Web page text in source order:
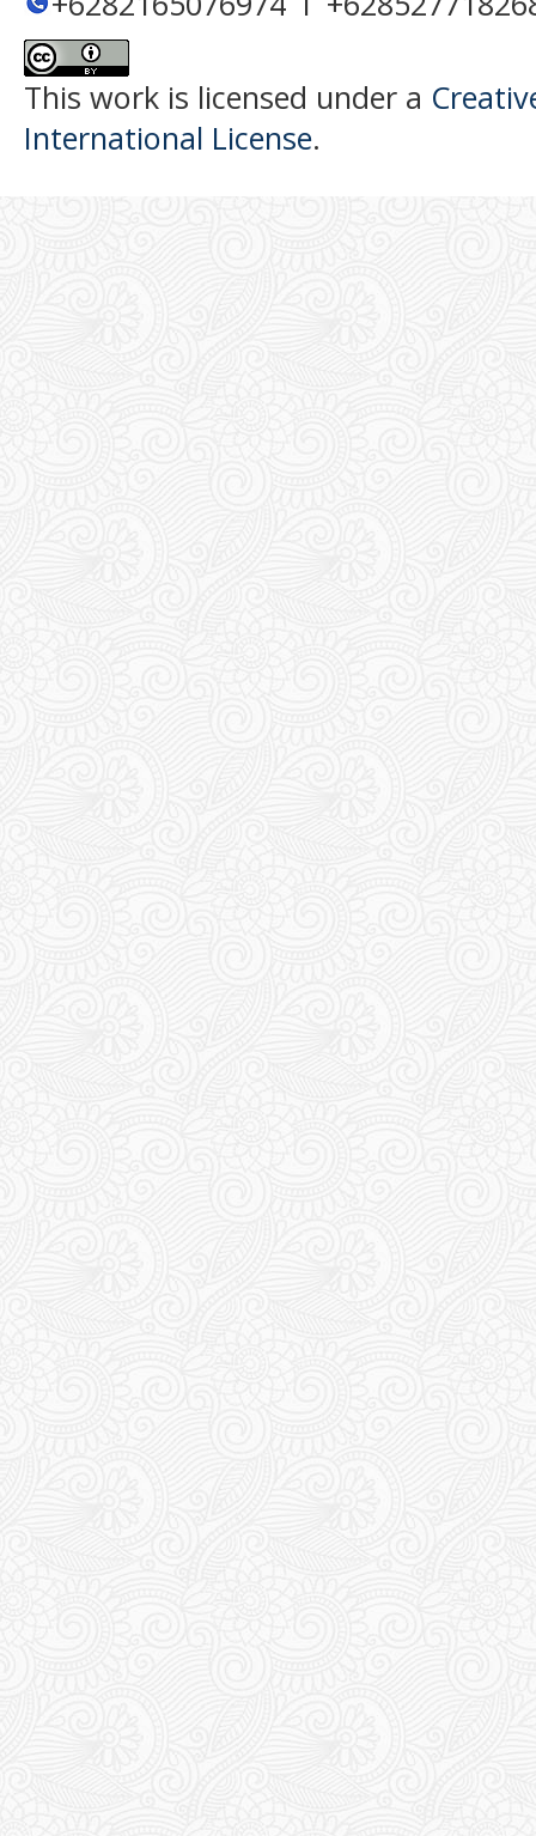
This work is licensed under a
International License.